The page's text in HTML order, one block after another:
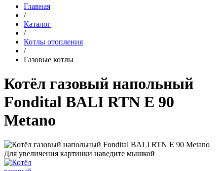
Главная
/
Каталог
/
Котлы отопления
/
Газовые котлы
Котёл газовый напольный
Fondital BALI RTN E 90
Metano
Для увеличения картинки наведите мышкой